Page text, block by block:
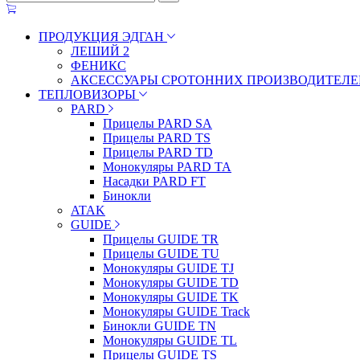
ПРОДУКЦИЯ ЭДГАН
ЛЕШИЙ 2
ФЕНИКС
АКСЕССУАРЫ СРОТОННИХ
ТЕПЛОВИЗОРЫ
PARD
Прицелы PARD SA
Прицелы PARD TS
Прицелы PARD TD
Монокуляры PARD TA
Насадки PARD FT
Бинокли
ATAK
GUIDE
Прицелы GUIDE TR
Прицелы GUIDE TU
Монокуляры GUIDE TJ
Монокуляры GUIDE TD
Монокуляры GUIDE TK
Монокуляры GUIDE Track
Бинокли GUIDE TN
Монокуляры GUIDE TL
Прицелы GUIDE TS